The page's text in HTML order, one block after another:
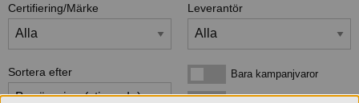
Certifiering/Märke Leverantör
Sortera efter Bara kampanjvarorBara kampanjvaror
Bara lagervarorBara lagervaror